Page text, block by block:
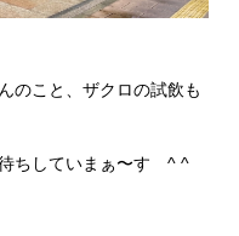
のこと、ザクロの試飲も
ちしていまぁ〜す ^ ^